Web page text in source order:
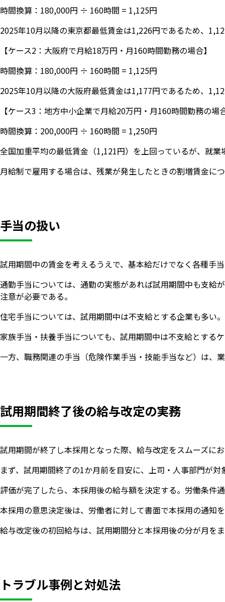
時間換算：180,000円 ÷ 160時間 = 1,125円
2025年10月以降の東京都最低賃金は1,226円であるため、
【ケース2：大阪府で月給18万円・月160時間勤務の場合】
時間換算：180,000円 ÷ 160時間 = 1,125円
2025年10月以降の大阪府最低賃金は1,177円であるため、
【ケース3：地方中小企業で月給20万円・月160時間勤務の場
時間換算：200,000円 ÷ 160時間 = 1,250円
全国加重平均の最低賃金（1,121円）を上回っているが、就
月給制で雇用する場合は、残業が発生したときの割増賃金
手当の扱い
試用期間中の賃金を考えるうえで、基本給だけでなく各種手
通勤手当については、通勤の実態があれば試用期間中も支給
注意が必要である。
住宅手当については、試用期間中は不支給とする企業も多い
家族手当・扶養手当についても、試用期間中は不支給とする
一方、職務関連の手当（危険作業手当・技能手当など）は、
試用期間終了後の給与改定の実務
試用期間が終了し本採用となった際、給与改定をスムーズに
まず、試用期間終了の1か月前を目安に、上司・人事部門が
評価が完了したら、本採用後の給与額を決定する。労働条件
本採用の意思決定後は、労働者に対して書面で本採用の通知
給与改定後の初回給与は、試用期間分と本採用後の分が月を
トラブル事例と対処法